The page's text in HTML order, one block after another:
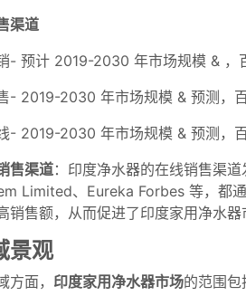
渠道
- 预计 2019-2030 年市场规模 & ，
- 2019-2030 年市场规模 & 预测，
- 2019-2030 年市场规模 & 预测，
售渠道：印度净水器的在线销售渠
Limited、Eureka Forbes 等，都
销售额，从而促进了印度家用净水器
景观
方面， 印度家用净水器市场的范围包